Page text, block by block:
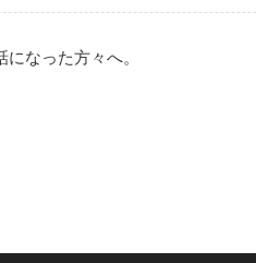
なった方々へ。